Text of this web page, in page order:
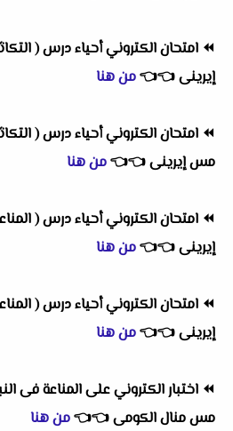
⏪ امتحان الكتروني أحياء درس (
إيرينى👈
👈من هنا
⏪ امتحان الكتروني أحياء درس (
مس إيرينى👈
👈من هنا
⏪ امتحان الكتروني أحياء درس (
إيرينى👈
👈من هنا
⏪ امتحان الكتروني أحياء درس (
إيرينى👈
👈من هنا
⏪ اختبار الكتروني على المناعة فى
مس منال الكومى👈
👈من هنا